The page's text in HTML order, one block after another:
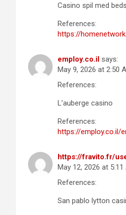
Casino spil med
References:
https://
employ.co.il says:
May 9, 2026 at 2:50
References:
L’auberge casino
References:
https://employ.co.il/
https://fravito.fr/
May 12, 2026 at 5:11
References:
San pablo lytton